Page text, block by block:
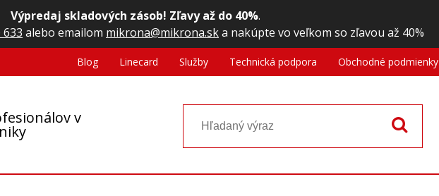
Výpredaj skladových zásob! Zľavy až do 40%.
633 alebo emailom mikrona@mikrona.ska nakúpte vo veľkom so zľavou až 40%
v
Blog Linecard Služby Technická podpora Obchodné podmienky